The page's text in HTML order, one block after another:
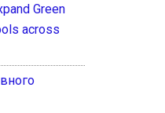
Green
across